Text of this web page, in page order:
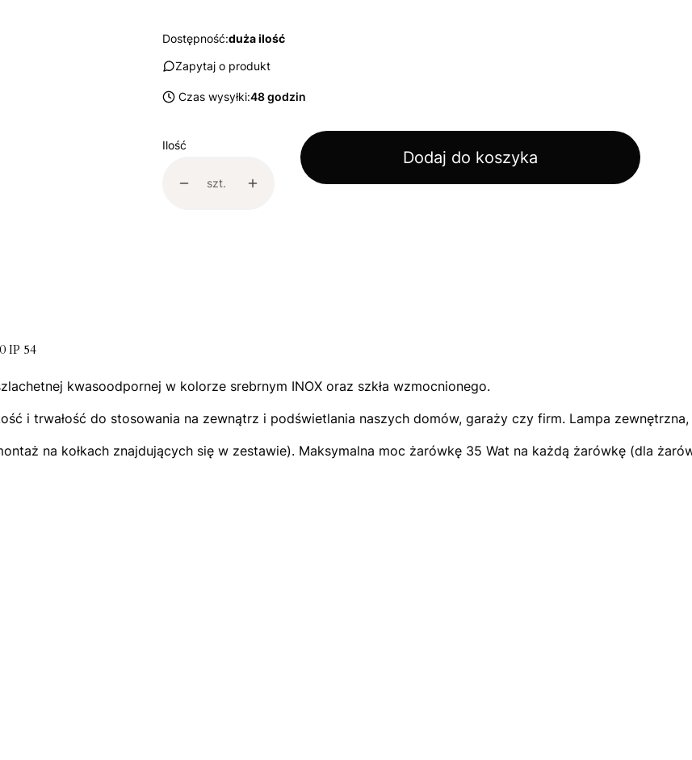
Dostępność:duża ilość
Zapytaj o produkt
Czas wysyłki:48 godzin
Ilość
szt.
Dodaj do koszyka
IP 54
kwasoodpornej w kolorze srebrnym INOX oraz szkła wzmocnionego.
i trwałość do stosowania na zewnątrz i podświetlania naszych domów, garaży czy firm. Lampa
na kołkach znajdujących się w zestawie). Maksymalna moc żarówkę 35 Wat na każdą żarówkę (dla